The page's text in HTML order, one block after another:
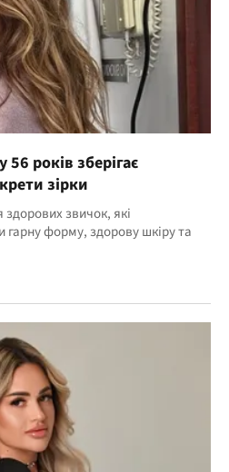
років зберігає
зірки
звичок, які
форму, здорову шкіру та